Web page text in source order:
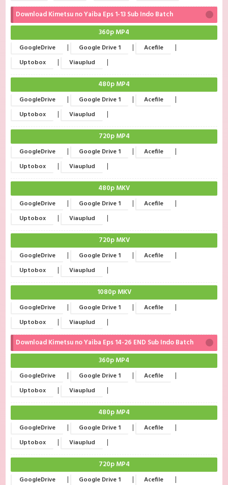
Download Kimetsu no Yaiba Eps 1-13 Sub Indo Batch
360p MP4
GoogleDrive | Google Drive 1 | Acefile |
Uptobox | Viauplud |
480p MP4
GoogleDrive | Google Drive 1 | Acefile |
Uptobox | Viauplud |
720p MP4
GoogleDrive | Google Drive 1 | Acefile |
Uptobox | Viauplud |
480p MKV
GoogleDrive | Google Drive 1 | Acefile |
Uptobox | Viauplud |
720p MKV
GoogleDrive | Google Drive 1 | Acefile |
Uptobox | Viauplud |
1080p MKV
GoogleDrive | Google Drive 1 | Acefile |
Uptobox | Viauplud
|
Download Kimetsu no Yaiba Eps 14-26 END Sub Indo Batch
360p MP4
GoogleDrive | Google Drive 1 | Acefile |
Uptobox | Viauplud |
480p MP4
GoogleDrive | Google Drive 1 | Acefile |
Uptobox | Viauplud |
720p MP4
GoogleDrive | Google Drive 1 | Acefile |